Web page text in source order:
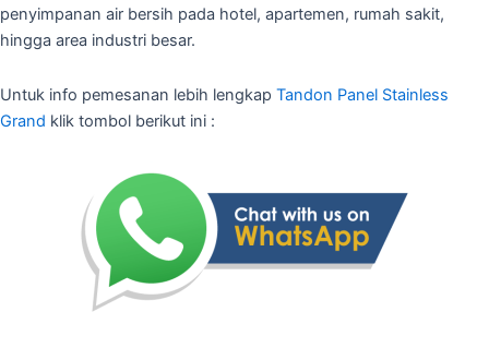
penyimpanan air bersih pada hotel, apartemen, rumah sakit,
hingga area industri besar.
Untuk info pemesanan lebih lengkap Tandon Panel Stainless
Grand klik tombol berikut ini :